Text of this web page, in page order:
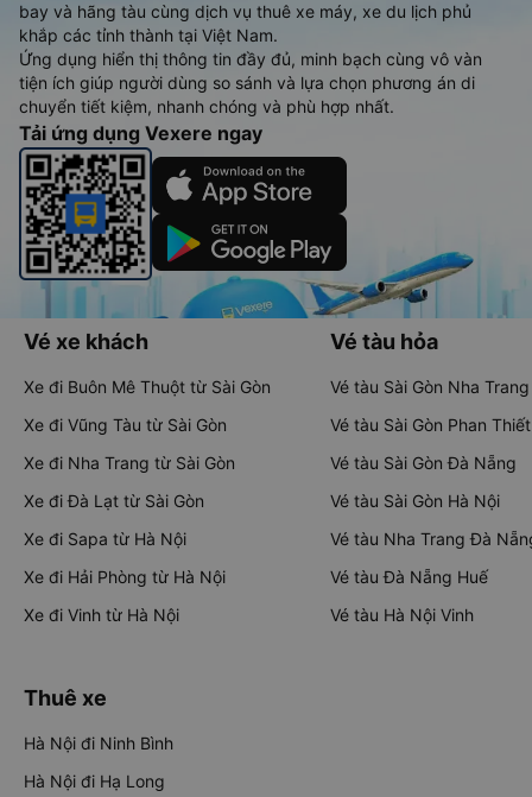
bay và hãng tàu cùng dịch vụ thuê xe máy, xe du lịch phủ
khắp các tỉnh thành tại Việt Nam.
Ứng dụng hiển thị thông tin đầy đủ, minh bạch cùng vô vàn
tiện ích giúp người dùng so sánh và lựa chọn phương án di
chuyển tiết kiệm, nhanh chóng và phù hợp nhất.
Tải ứng dụng Vexere ngay
Vé xe khách
Xe đi Buôn Mê Thuột từ Sài Gòn
Xe đi Vũng Tàu từ Sài Gòn
Xe đi Nha Trang từ Sài Gòn
Xe đi Đà Lạt từ Sài Gòn
Xe đi Sapa từ Hà Nội
Xe đi Hải Phòng từ Hà Nội
Xe đi Vinh từ Hà Nội
Vé tàu hỏa
Vé tàu Sài Gòn Nha Trang
Vé tàu Sài Gòn Phan Thiết
Vé tàu Sài Gòn Đà Nẵng
Vé tàu Sài Gòn Hà Nội
Vé tàu Nha Trang Đà
Vé tàu Đà Nẵng Huế
Vé tàu Hà Nội Vinh
Thuê xe
Hà Nội đi Ninh Bình
Hà Nội đi Hạ Long